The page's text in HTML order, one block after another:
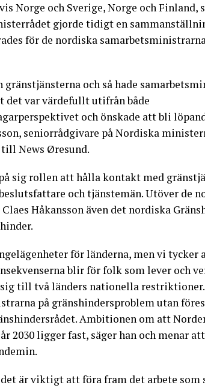
Norge och Sverige, Norge och Finland,
gjorde tidigt en
för de nordiska
och så hade
det var värdefullt utifrån både
och önskade att bli
seniorrådgivare på Nordiska
News Øresund.
sig rollen att hålla kontakt med
och tjänstemän. Utöver de
Håkansson även det nordiska
för länderna, men vi tycker
blir för folk som lever och
till två länders nationella
på gränshindersproblem utan
Ambitionen om att
2030 ligger fast, säger han och menar
är viktigt att föra fram det arbete som